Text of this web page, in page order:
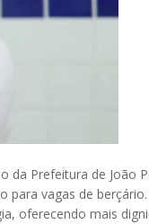
da Prefeitura de João
vagas de
oferecendo mais